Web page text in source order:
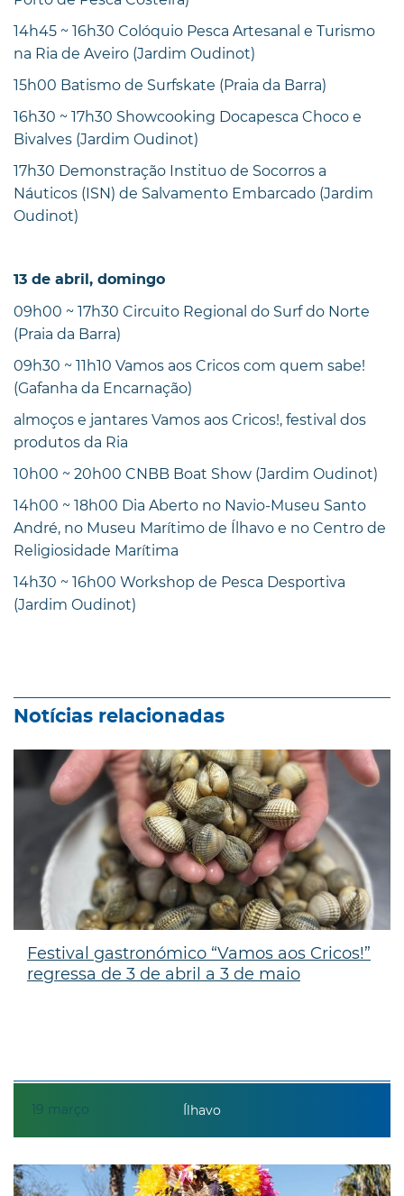
14h45 ~ 16h30 Colóquio Pesca Artesanal e Turismo
na Ria de Aveiro (Jardim Oudinot)
15h00 Batismo de Surfskate (Praia da Barra)
16h30 ~ 17h30 Showcooking Docapesca Choco e
Bivalves (Jardim Oudinot)
17h30 Demonstração Instituo de Socorros a
Náuticos (ISN) de Salvamento Embarcado (Jardim
Oudinot)
13 de abril, domingo
09h00 ~ 17h30 Circuito Regional do Surf do Norte
(Praia da Barra)
09h30 ~ 11h10 Vamos aos Cricos com quem sabe!
(Gafanha da Encarnação)
almoços e jantares Vamos aos Cricos!, festival dos
produtos da Ria
10h00 ~ 20h00 CNBB Boat Show (Jardim Oudinot)
14h00 ~ 18h00 Dia Aberto no Navio-Museu Santo
André, no Museu Marítimo de Ílhavo e no Centro de
Religiosidade Marítima
14h30 ~ 16h00 Workshop de Pesca Desportiva
(Jardim Oudinot)
Notícias relacionadas
19 março
Festival gastronómico “Vamos aos Cricos!”
regressa de 3 de abril a 3 de maio
Ílhavo